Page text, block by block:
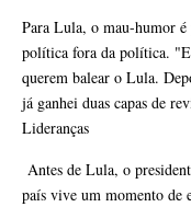
Para Lula, o mau-humor
política fora da política.
querem balear o Lula.
já ganhei duas capas de
Lideranças
Antes de Lula, o
país vive um momento de